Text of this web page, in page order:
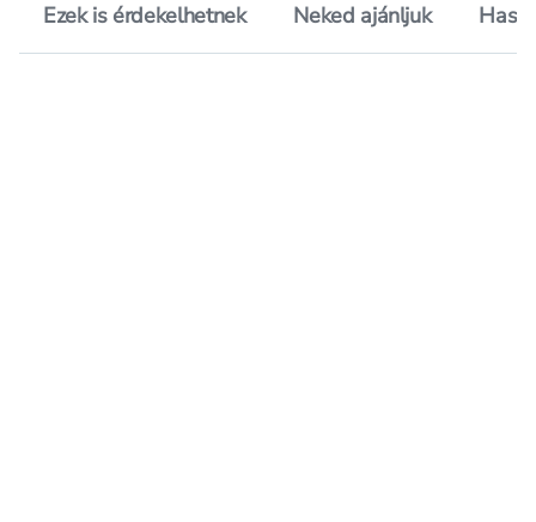
Ezek is érdekelhetnek Neked ajánljuk